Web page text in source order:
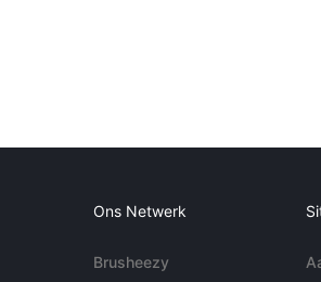
Ons Netwerk
Brusheezy